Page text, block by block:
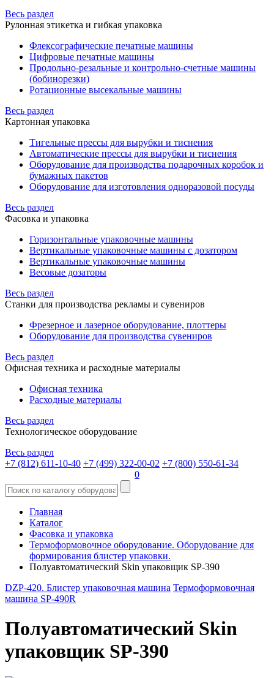
Весь раздел
Рулонная этикетка и гибкая упаковка
Флексографические печатные машины
Цифровые печатные машины
Продольно-резальные и контрольно-счетные машины
(бобинорезки)
Ротационные высекальные машины
Весь раздел
Картонная упаковка
Тигельные прессы для вырубки и тиснения
Автоматические прессы для вырубки и тиснения
Оборудование для производства подарочных коробок и
бумажных пакетов
Оборудование для изготовления одноразовой посуды
Весь раздел
Фасовка и упаковка
Горизонтальные упаковочные машины
Вертикальные упаковочные машины с дозатором
Вертикальные упаковочные машины
Весовые дозаторы
Весь раздел
Станки для производства рекламы и сувениров
Фрезерное и лазерное оборудование, плоттеры
Оборудование для производства сувениров
Весь раздел
Офисная техника и расходные материалы
Офисная техника
Расходные материалы
Весь раздел
Технологическое оборудование
Весь раздел
+7 (812) 611-10-40 +7 (499) 322-00-02 +7 (800) 550-61-34
0
Главная
Каталог
Фасовка и упаковка
Термоформовочное оборудование. Оборудование для
формирования блистер упаковки.
Полуавтоматический Skin упаковщик SP-390
DZP-420. Блистер упаковочная машина Термоформовочная
машина SP-490R
Полуавтоматический Skin
упаковщик SP-390